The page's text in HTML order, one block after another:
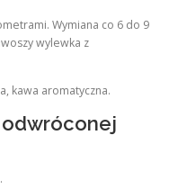
Wymiana co 6 do 9
wylewka z
kawa aromatyczna.
odwróconej